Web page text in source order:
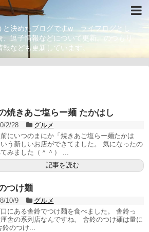
と決めたブログですw ライフログとし
逗子情報などについて更新。のつもり
なども更新しています。
焼きあご塩らー麺 たかはし
2/28
グルメ
にいつのまにか「焼きあご塩らー麺たかは
いう新しいお店ができてました。 気になったの
みました（＾＾） ...
記事を読む
つけ麺
10/9
グルメ
にある舎鈴でつけ麺を食べました。 舎鈴っ
舎の系列店なんですね。 舎鈴のつけ麺は量に
のつけ...